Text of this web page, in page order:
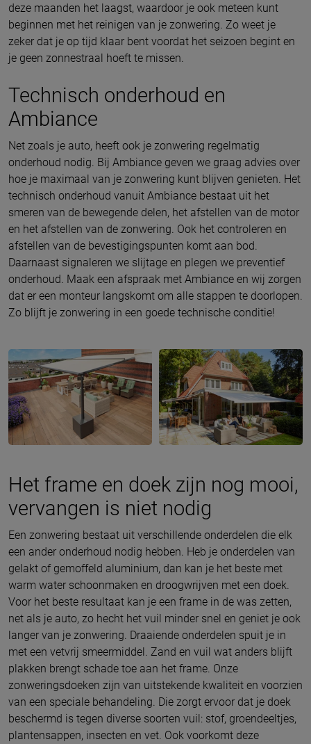
deze maanden het laagst, waardoor je ook meteen kunt
beginnen met het reinigen van je zonwering. Zo weet je
zeker dat je op tijd klaar bent voordat het seizoen begint en
je geen zonnestraal hoeft te missen.
Technisch onderhoud en
Ambiance
Net zoals je auto, heeft ook je zonwering regelmatig
onderhoud nodig. Bij Ambiance geven we graag advies over
hoe je maximaal van je zonwering kunt blijven genieten. Het
technisch onderhoud vanuit Ambiance bestaat uit het
smeren van de bewegende delen, het afstellen van de motor
en het afstellen van de zonwering. Ook het controleren en
afstellen van de bevestigingspunten komt aan bod.
Daarnaast signaleren we slijtage en plegen we preventief
onderhoud. Maak een afspraak met Ambiance en wij zorgen
dat er een monteur langskomt om alle stappen te doorlopen.
Zo blijft je zonwering in een goede technische conditie!
Het frame en doek zijn nog mooi,
vervangen is niet nodig
Een zonwering bestaat uit verschillende onderdelen die elk
een ander onderhoud nodig hebben. Heb je onderdelen van
gelakt of gemoffeld aluminium, dan kan je het beste met
warm water schoonmaken en droogwrijven met een doek.
Voor het beste resultaat kan je een frame in de was zetten,
net als je auto, zo hecht het vuil minder snel en geniet je ook
langer van je zonwering. Draaiende onderdelen spuit je in
met een vetvrij smeermiddel. Zand en vuil wat anders blijft
plakken brengt schade toe aan het frame. Onze
zonweringsdoeken zijn van uitstekende kwaliteit en voorzien
van een speciale behandeling. Die zorgt ervoor dat je doek
beschermd is tegen diverse soorten vuil: stof, groendeeltjes,
plantensappen, insecten en vet. Ook voorkomt deze